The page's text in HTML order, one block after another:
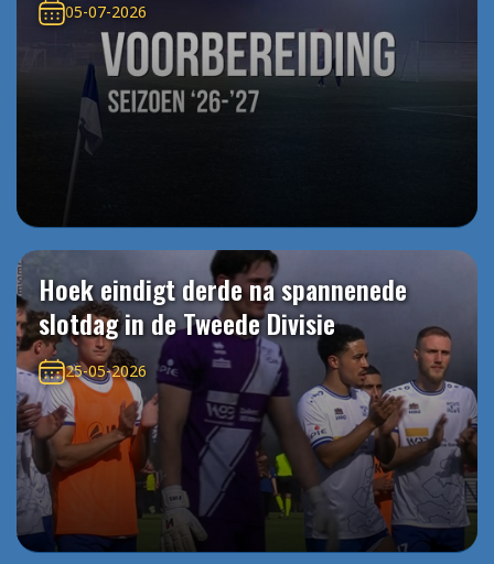
05-07-2026
Hoek eindigt derde na spannenede
slotdag in de Tweede Divisie
25-05-2026